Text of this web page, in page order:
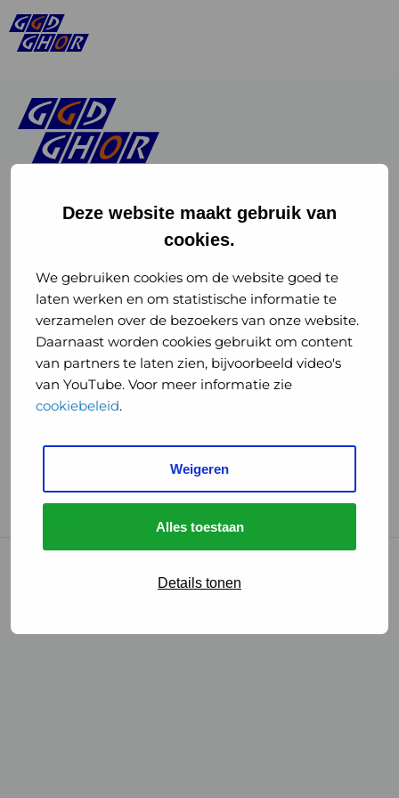
Deze website maakt gebruik van
cookies.
We gebruiken cookies om de website goed te
laten werken en om statistische informatie te
verzamelen over de bezoekers van onze website.
Daarnaast worden cookies gebruikt om content
van partners te laten zien, bijvoorbeeld video's
van YouTube. Voor meer informatie zie
cookiebeleid.
Weigeren
Alles toestaan
Details tonen
of
GGD
GHOR
Nederland
Instagram
of
GGD
GHOR
Nederland
GGD Reizen op social media
GGD Reizen
GGD Reisvaccinaties